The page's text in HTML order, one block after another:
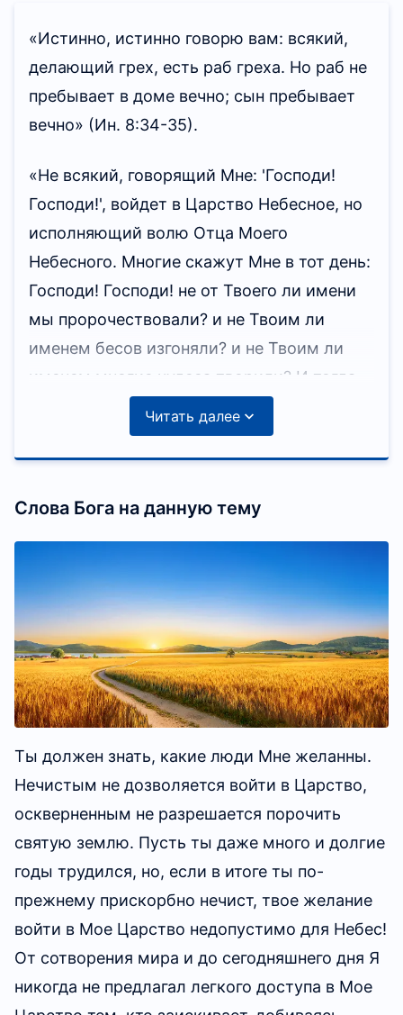
«Истинно, истинно говорю вам: всякий,
делающий грех, есть раб греха. Но раб не
пребывает в доме вечно; сын пребывает
вечно» (Ин. 8:34-35).
«Не всякий, говорящий Мне: 'Господи!
Господи!', войдет в Царство Небесное, но
исполняющий волю Отца Моего
Небесного. Многие скажут Мне в тот день:
Господи! Господи! не от Твоего ли имени
мы пророчествовали? и не Твоим ли
именем бесов изгоняли? и не Твоим ли
именем многие чудеса творили? И тогда
отойдите от Меня, делающие беззаконие»
(Мф. 7:21-23).
«Ибо Я — Иегова Бог ваш: освящайтесь и
будьте святы, ибо Я свят»(Лев. 11:44).
«Истинно говорю вам, если не обратитесь
и не будете как дети, не войдете в
Царство Небесное»(Мф. 18:3).
«Это те, которые не осквернились с
женами, ибо они девственники; это те,
которые следуют за Агнцем, куда бы Он
ни пошел. Они искуплены из людей, как
первенцу Богу и Агнцу»(Откр. 14:4).
«Блаженны те, которые соблюдают
заповеди Его, чтобы иметь им право на
древо жизни и войти в город воротами»
(Откр. 22:14)
Читать далее
Слова Бога на данную тему
Ты должен знать, какие люди Мне желанны.
Нечистым не дозволяется войти в Царство,
оскверненным не разрешается порочить
святую землю. Пусть ты даже много и долгие
годы трудился, но, если в итоге ты по-
прежнему прискорбно нечист, твое желание
войти в Мое Царство недопустимо для Небес!
От сотворения мира и до сегодняшнего дня Я
никогда не предлагал легкого доступа в Мое